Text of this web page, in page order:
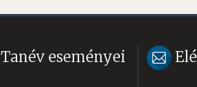
Tanév eseményei